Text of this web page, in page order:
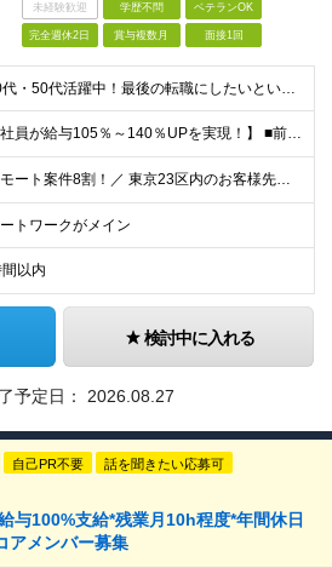
未経験歓迎 学歴不問 ベテランOK
完全週休2日 賞与複数月 面接1回
【40代・50代活躍中！最後の転職にしたいという方も大歓迎です◎】 ●学歴不問 ●Java、C言語、C++、C#、PHP、Pythonいずれかの開発経験がある方 ＼こんな方を待っています／ ★「今の
【全社員が給与105％～140％UPを実現！】 ■前職給与の「総収入額」を105％以上保証 ■最高月給120万円・年収1000万円以上も可能 ■確定拠出年金（401K）完備で老後の備えも盤石 月給3
＼リモート案件8割！／ 東京23区内のお客様先にて勤務していただきます。 本社所在地：神奈川県横浜市瀬谷区本郷3-1-17 第2斉藤ビル2F (変更の範囲)上記を除く当社関連勤務地
トワークがメイン
以内
検討中に入れる
予定日： 2026.08.27
自己PR不要 話を聞きたい応募可
与100%支給*残業月10h程度*年間休日
アメンバー募集